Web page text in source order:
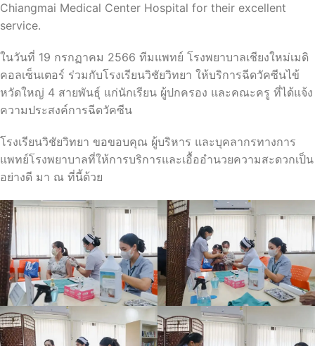
Chiangmai Medical Center Hospital for their excellent
service.
ในวันที่ 19 กรกฏาคม 2566 ทีมแพทย์ โรงพยาบาลเชียงใหม่เมดิ
คอลเซ็นเตอร์ ร่วมกับโรงเรียนวิชัยวิทยา ให้บริการฉีดวัคซีนไข้
หวัดใหญ่ 4 สายพันธุ์ แก่นักเรียน ผู้ปกครอง และคณะครู ที่ได้แจ้ง
ความประสงค์การฉีดวัคซีน
โรงเรียนวิชัยวิทยา ขอขอบคุณ ผู้บริหาร และบุคลากรทางการ
แพทย์โรงพยาบาลที่ให้การบริการและเอื้ออำนวยความสะดวกเป็น
อย่างดี มา ณ ที่นี้ด้วย